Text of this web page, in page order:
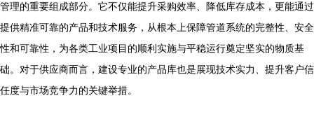
管理的重要组成部分。它不仅能提升采购效率、降低库存成本，更能通过
提供精准可靠的产品和技术服务，从根本上保障管道系统的完整性、安全
性和可靠性，为各类工业项目的顺利实施与平稳运行奠定坚实的物质基
础。对于供应商而言，建设专业的产品库也是展现技术实力、提升客户信
任度与市场竞争力的关键举措。